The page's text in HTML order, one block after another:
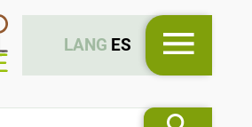
LANG ES